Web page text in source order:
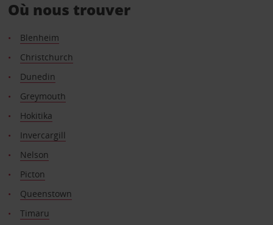
Où nous trouver
Blenheim
Christchurch
Dunedin
Greymouth
Hokitika
Invercargill
Nelson
Picton
Queenstown
Timaru